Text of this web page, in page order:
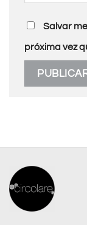
Salvar
próxima vez